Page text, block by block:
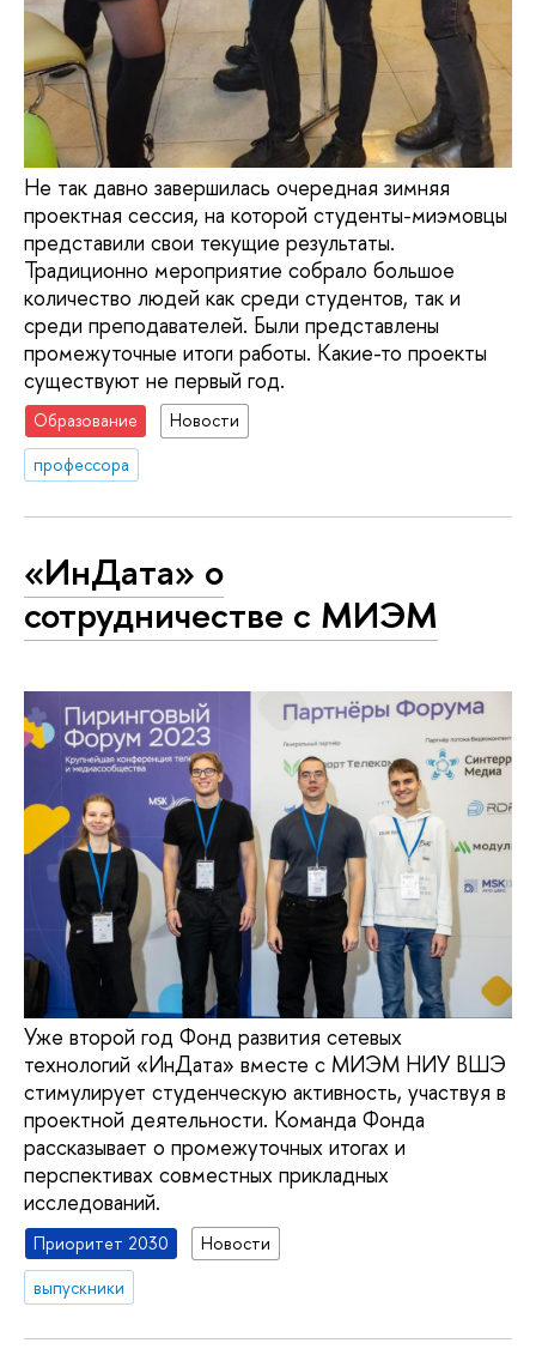
Не так давно завершилась очередная зимняя
проектная сессия, на которой студенты-миэмовцы
представили свои текущие результаты.
Традиционно мероприятие собрало большое
количество людей как среди студентов, так и
среди преподавателей. Были представлены
промежуточные итоги работы. Какие-то проекты
существуют не первый год.
Образование
Новости
профессора
«ИнДата» о
сотрудничестве с МИЭМ
Уже второй год Фонд развития сетевых
технологий «ИнДата» вместе с МИЭМ НИУ ВШЭ
стимулирует студенческую активность, участвуя в
проектной деятельности. Команда Фонда
рассказывает о промежуточных итогах и
перспективах совместных прикладных
исследований.
Приоритет 2030
Новости
выпускники